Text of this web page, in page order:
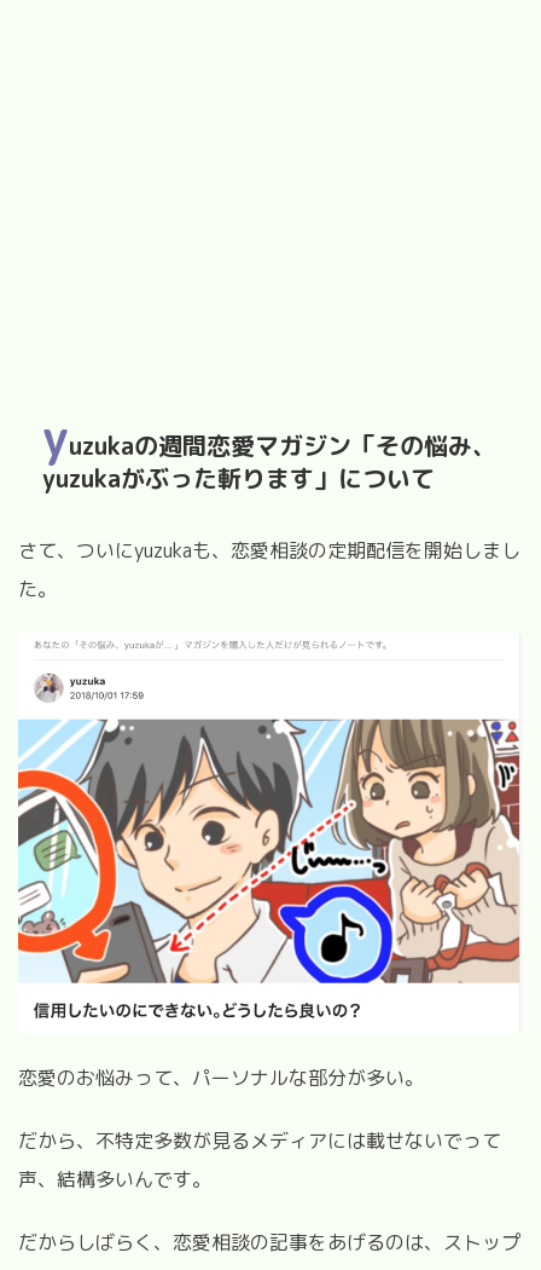
yuzukaの週間恋愛マガジン 「その悩み、
yuzukaがぶった斬ります」について
さて、ついにyuzukaも、恋愛相談の定期配信を開始しまし
た。
恋愛のお悩みって、パーソナルな部分が多い。
だから、不特定多数が見るメディアには載せないでって
声、結構多いんです。
だからしばらく、恋愛相談の記事をあげるのは、ストップ